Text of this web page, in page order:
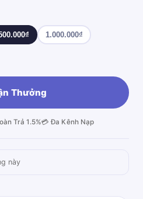
1.000.000₫
Thưởng
Trả 1.5%💳 Đa Kênh Nạp
này